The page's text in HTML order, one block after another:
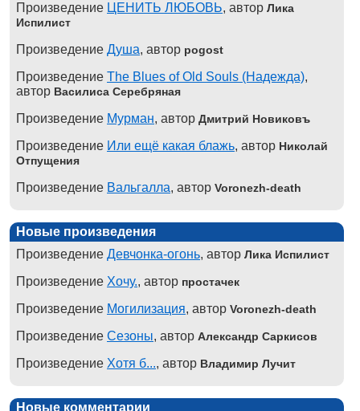
Произведение ЦЕНИТЬ ЛЮБОВЬ, автор Лика
Испилист
Произведение Душа, автор pogost
Произведение The Blues of Old Souls (Надежда),
автор Василиса Серебряная
Произведение Мурман, автор Дмитрий Новиковъ
Произведение Или ещё какая блажь, автор Николай
Отпущения
Произведение Вальгалла, автор Voronezh-death
Новые произведения
Произведение Девчонка-огонь, автор Лика Испилист
Произведение Хочу., автор простачек
Произведение Могилизация, автор Voronezh-death
Произведение Сезоны, автор Александр Саркисов
Произведение Хотя б..., автор Владимир Лучит
Новые комментарии